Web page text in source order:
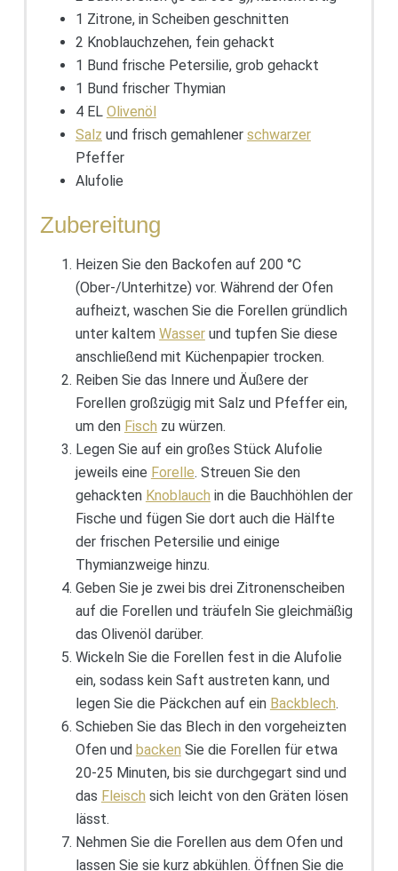
1 Zitrone, in Scheiben geschnitten
2 Knoblauchzehen, fein gehackt
1 Bund frische Petersilie, grob gehackt
1 Bund frischer Thymian
4 EL Olivenöl
Salz und frisch gemahlener schwarzer
Pfeffer
Alufolie
Zubereitung
Heizen Sie den Backofen auf 200 °C
(Ober-/Unterhitze) vor. Während der Ofen
aufheizt, waschen Sie die Forellen gründlich
unter kaltem Wasserund tupfen Sie diese
anschließend mit Küchenpapier trocken.
Reiben Sie das Innere und Äußere der
Forellen großzügig mit Salz und Pfeffer ein,
um den Fisch zu würzen.
Legen Sie auf ein großes Stück Alufolie
jeweils eine Forelle. Streuen Sie den
gehackten Knoblauch in die Bauchhöhlen der
Fische und fügen Sie dort auch die Hälfte
der frischen Petersilie und einige
Thymianzweige hinzu.
Geben Sie je zwei bis drei Zitronenscheiben
auf die Forellen und träufeln Sie gleichmäßig
das Olivenöl darüber.
Wickeln Sie die Forellen fest in die Alufolie
ein, sodass kein Saft austreten kann, und
legen Sie die Päckchen auf ein Backblech.
Schieben Sie das Blech in den vorgeheizten
Ofen und backen Sie die Forellen für etwa
20-25 Minuten, bis sie durchgegart sind und
das Fleisch sich leicht von den Gräten lösen
lässt.
Nehmen Sie die Forellen aus dem Ofen und
lassen Sie sie kurz abkühlen. Öffnen Sie die